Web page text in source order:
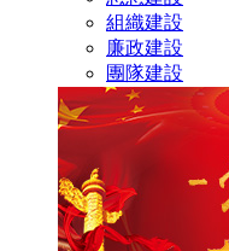
組織建設
廉政建設
團隊建設